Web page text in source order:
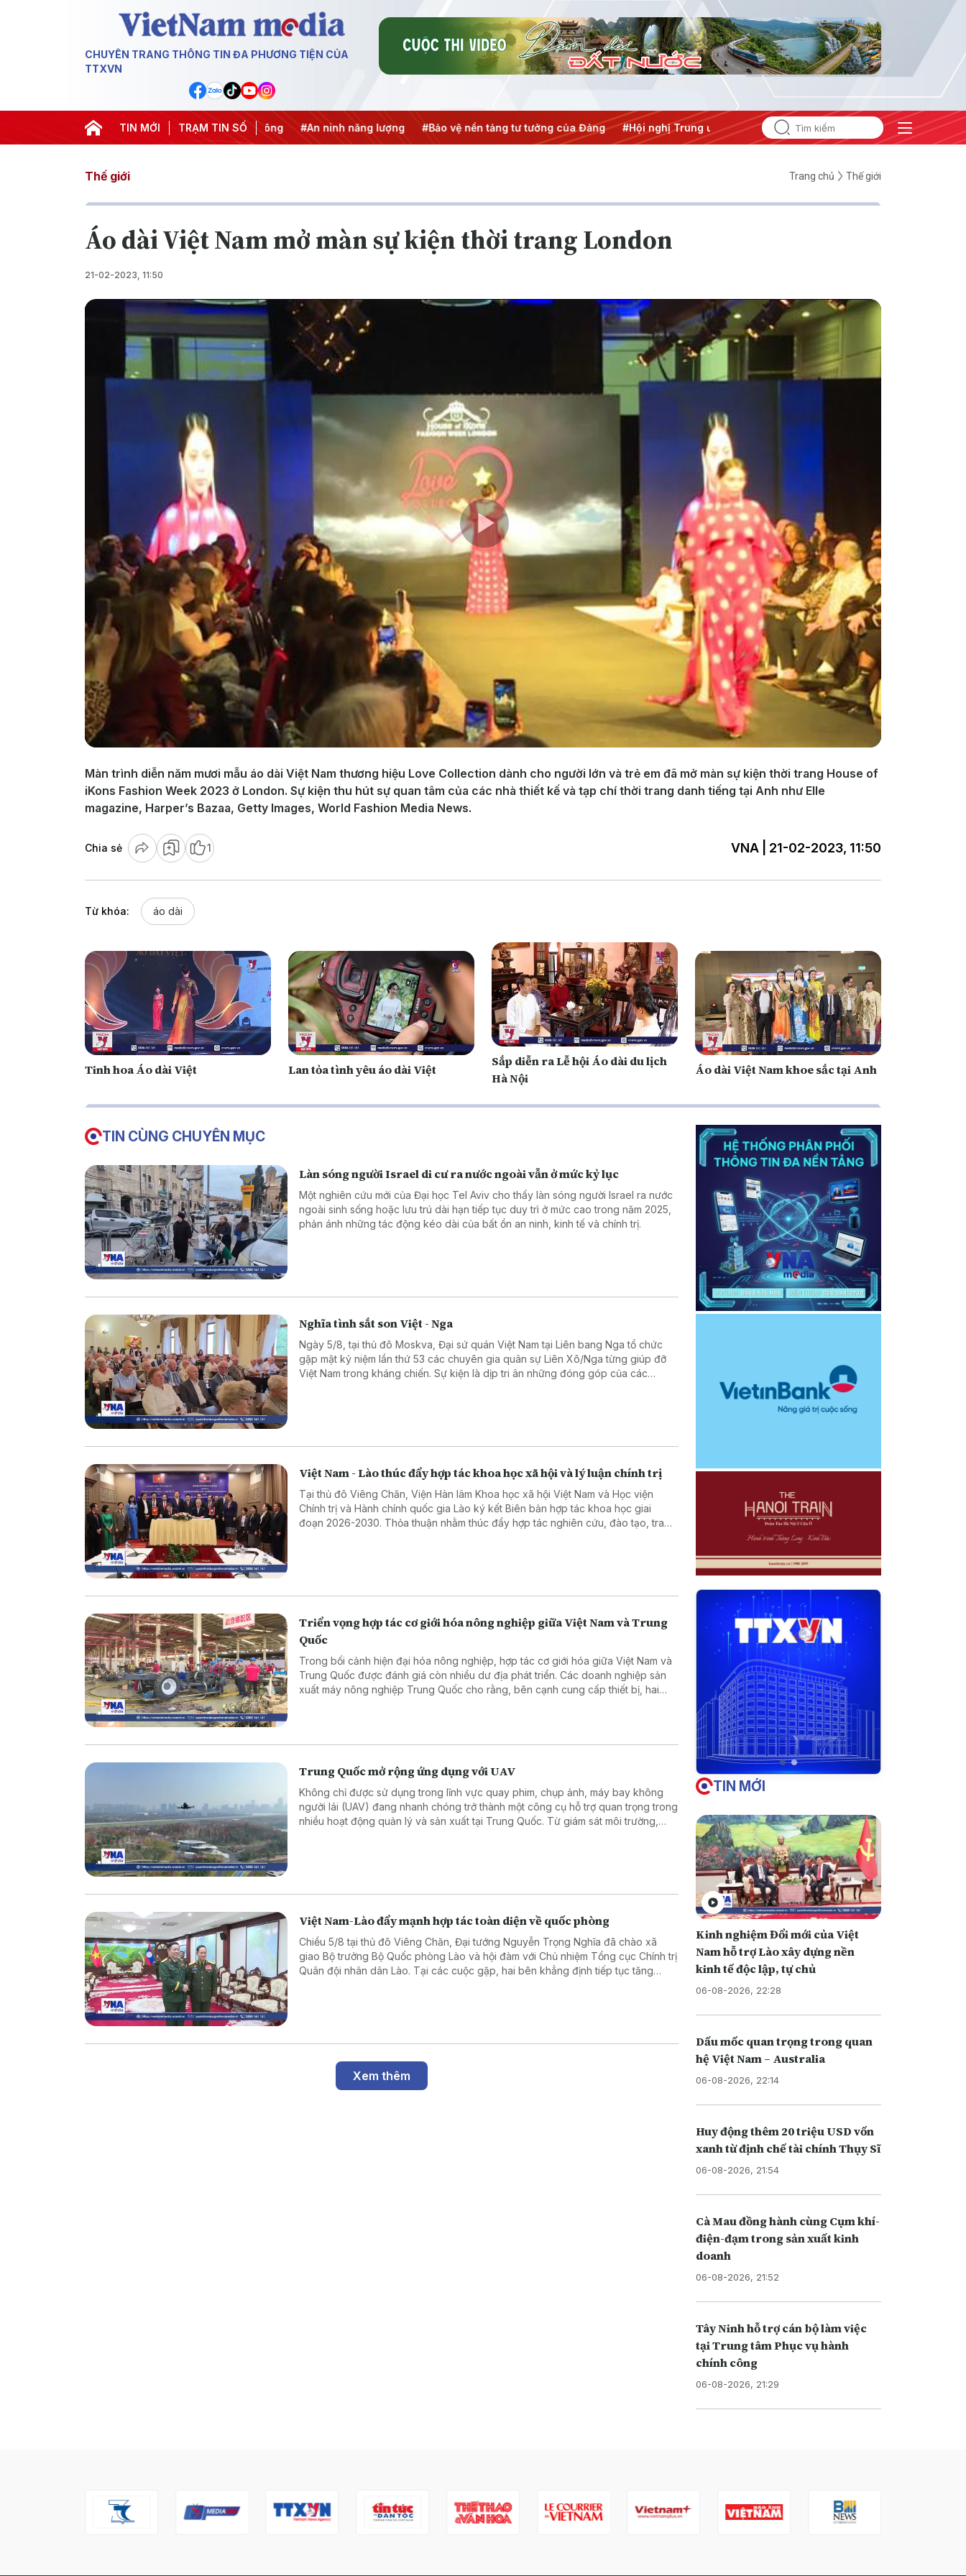
CHUYÊN TRANG THÔNG TIN ĐA PHƯƠNG TIỆN CỦA
TTXVN
TIN MỚI TRẠM TIN SỐ
#Chống khai thác IUU #Căng thẳng Trung Đông #An ninh năng lượng #Bảo vệ nền tảng tư tưởng của Đảng #Hội nghị Trung ương 3
Thế giới Trang chủ Thế giới
Áo dài Việt Nam mở màn sự kiện thời trang London
21-02-2023, 11:50
Play
Video
Màn trình diễn năm mươi mẫu áo dài Việt Nam thương hiệu Love Collection dành cho người lớn và trẻ em đã mở màn sự kiện thời trang House of
iKons Fashion Week 2023 ở London. Sự kiện thu hút sự quan tâm của các nhà thiết kế và tạp chí thời trang danh tiếng tại Anh như Elle
magazine, Harper’s Bazaa, Getty Images, World Fashion Media News.
Chia sẻ 1 VNA | 21-02-2023, 11:50
Từ khóa: áo dài
Tinh hoa Áo dài Việt Lan tỏa tình yêu áo dài Việt
Sắp diễn ra Lễ hội Áo dài du lịch
Hà Nội
Áo dài Việt Nam khoe sắc tại Anh
TIN CÙNG CHUYÊN MỤC
Làn sóng người Israel di cư ra nước ngoài vẫn ở mức kỷ lục
Một nghiên cứu mới của Đại học Tel Aviv cho thấy làn sóng người Israel ra nước
ngoài sinh sống hoặc lưu trú dài hạn tiếp tục duy trì ở mức cao trong năm 2025,
phản ánh những tác động kéo dài của bất ổn an ninh, kinh tế và chính trị.
Nghĩa tình sắt son Việt - Nga
Ngày 5/8, tại thủ đô Moskva, Đại sứ quán Việt Nam tại Liên bang Nga tổ chức
gặp mặt kỷ niệm lần thứ 53 các chuyên gia quân sự Liên Xô/Nga từng giúp đỡ
Việt Nam trong kháng chiến. Sự kiện là dịp tri ân những đóng góp của các
Việt Nam - Lào thúc đẩy hợp tác khoa học xã hội và lý luận chính trị
Tại thủ đô Viêng Chăn, Viện Hàn lâm Khoa học xã hội Việt Nam và Học viện
Chính trị và Hành chính quốc gia Lào ký kết Biên bản hợp tác khoa học giai
đoạn 2026-2030. Thỏa thuận nhằm thúc đẩy hợp tác nghiên cứu, đào tạo, trao
Triển vọng hợp tác cơ giới hóa nông nghiệp giữa Việt Nam và Trung
Quốc
Trong bối cảnh hiện đại hóa nông nghiệp, hợp tác cơ giới hóa giữa Việt Nam và
Trung Quốc được đánh giá còn nhiều dư địa phát triển. Các doanh nghiệp sản
xuất máy nông nghiệp Trung Quốc cho rằng, bên cạnh cung cấp thiết bị, hai
Trung Quốc mở rộng ứng dụng với UAV
Không chỉ được sử dụng trong lĩnh vực quay phim, chụp ảnh, máy bay không
người lái (UAV) đang nhanh chóng trở thành một công cụ hỗ trợ quan trọng trong
nhiều hoạt động quản lý và sản xuất tại Trung Quốc. Từ giám sát môi trường,
Việt Nam-Lào đẩy mạnh hợp tác toàn diện về quốc phòng
Chiều 5/8 tại thủ đô Viêng Chăn, Đại tướng Nguyễn Trọng Nghĩa đã chào xã
giao Bộ trưởng Bộ Quốc phòng Lào và hội đàm với Chủ nhiệm Tổng cục Chính trị
Quân đội nhân dân Lào. Tại các cuộc gặp, hai bên khẳng định tiếp tục tăng
Xem thêm
TIN MỚI
Kinh nghiệm Đổi mới của Việt
Nam hỗ trợ Lào xây dựng nền
kinh tế độc lập, tự chủ
06-08-2026, 22:28
Dấu mốc quan trọng trong quan
hệ Việt Nam – Australia
06-08-2026, 22:14
Huy động thêm 20 triệu USD vốn
xanh từ định chế tài chính Thụy Sĩ
06-08-2026, 21:54
Cà Mau đồng hành cùng Cụm khí-
điện-đạm trong sản xuất kinh
doanh
06-08-2026, 21:52
Tây Ninh hỗ trợ cán bộ làm việc
tại Trung tâm Phục vụ hành
chính công
06-08-2026, 21:29